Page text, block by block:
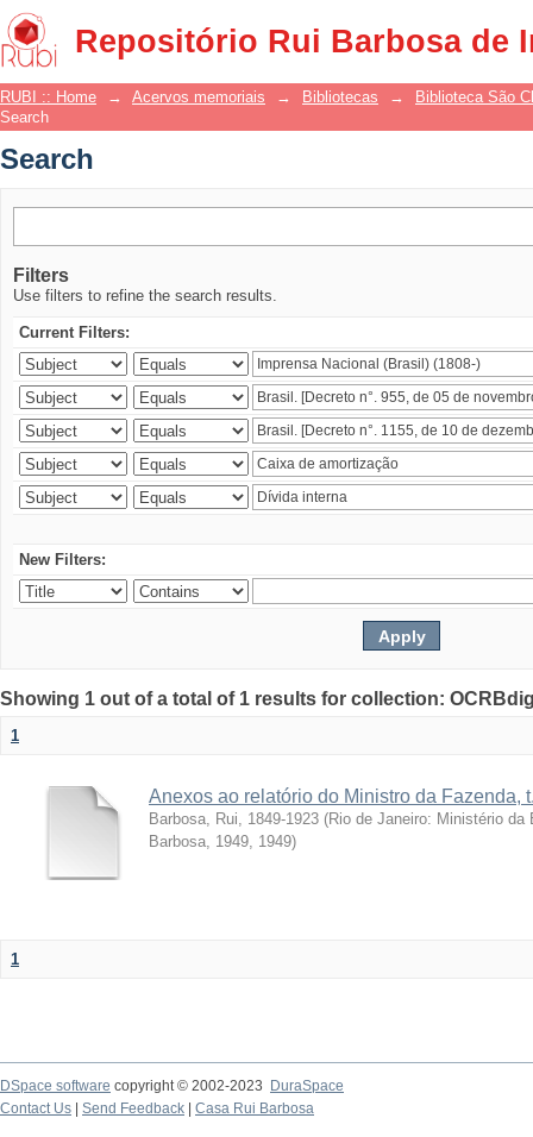
Repositório Rui Barbosa de
Search
RUBI :: Home → Acervos memoriais → Bibliotecas →
Biblioteca São
Search
Search
Filters
Use filters to refine the search results.
Current Filters:
New Filters:
Showing 1 out of a total of 1 results for collection:
1
Anexos ao relatório do Ministro da Fazenda,
Barbosa, Rui, 1849-1923 (Rio de Janeiro: Ministério
Barbosa, 1949, 1949)
1
DSpace software copyright © 2002-2023
DuraSpace
Contact Us
Send Feedback Casa Rui Barbosa